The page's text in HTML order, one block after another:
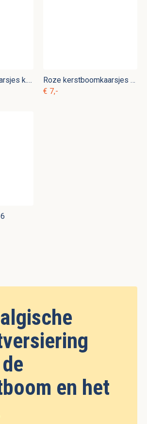
Kerst piramide kaarsjes k. vk 10
Roze kerstboomkaarsjes k. vk 5
€ 7,-
en het